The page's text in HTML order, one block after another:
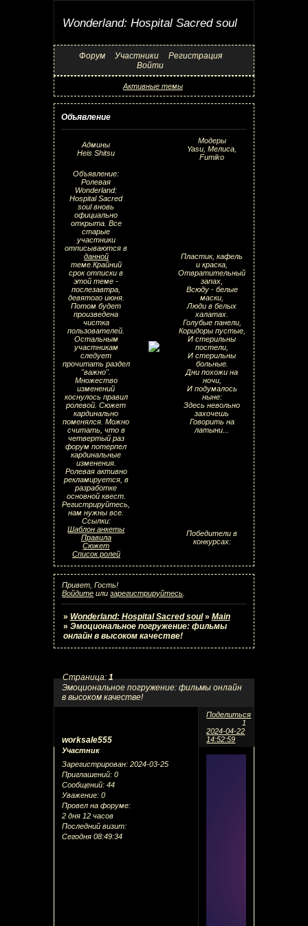
Wonderland: Hospital Sacred soul
Форум Участники
Регистрация
Войти
Активные темы
Объявление
Админы
Heis Shitsu
Модеры
Yasu, Мелиса,
Fumiko
Объявление:
Ролевая
Wonderland:
Hospital Sacred
soul вновь
официально
открыта. Все
старые
участники
отписываются в
данной
теме.Крайний
срок отписки в
этой теме -
послезавтра,
девятого июня.
Потом будет
произведена
чистка
пользователей.
Остальным
участникам
следует
прочитать раздел
"важно".
Множество
изменений
коснулось правил
ролевой. Сюжет
кардинально
поменялся. Можно
считать, что в
четвертый раз
форум потерпел
кардинальные
изменения.
Ролевая активно
рекламируется, в
разработке
основной квест.
Регистрируйтесь,
нам нужны все.
Пластик, кафель
и краска,
Отвратительный
запах,
Всюду - белые
маски,
Люди в белых
халатах.
Голубые панели,
Коридоры пустые,
И стерильны
постели,
И стерильны
больные.
Дни похожи на
ночи,
И подумалось
ныне:
Здесь невольно
захочешь
Говорить на
латыни...
Ссылки:
Шаблон анкеты
Правила
Сюжет
Список ролей
Победители в
конкурсах:
Привет, Гость!
Войдите илизарегистрируйтесь
» Wonderland: Hospital Sacred soul » Main
» Эмоциональное погружение: фильмы
онлайн в высоком качестве!
Эмоциональное погружение: фильмы онлайн
в высоком качестве!
Страница:1
Поделиться
1
2024-04-22
14:52:59
worksale555
Участник
Зарегистрирован: 2024-03-25
Приглашений: 0
Сообщений: 44
Уважение: 0
Провел на форуме:
2 дня 12 часов
Последний визит:
Сегодня 08:49:34